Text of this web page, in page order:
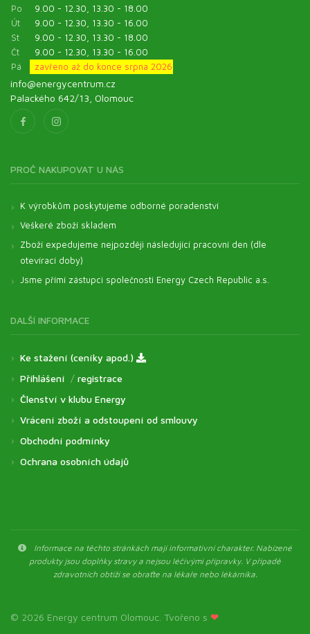
Po
9.00 - 12.30, 13.30 - 18.00
Út
9.00 - 12.30, 13.30 - 16.00
St
9.00 - 12.30, 13.30 - 18.00
Čt
9.00 - 12.30, 13.30 - 16.00
Pá
zavřeno až do konce srpna 2026
info@energycentrum.cz
Palackého 642/13, Olomouc
PROČ NAKUPOVAT U NÁS
K výrobkům poskytujeme odborné poradenství
Veškeré zboží skladem
Zboží expedujeme nejpozději následující pracovní den (dle
otevírací doby)
Jsme přímí zástupci společnosti Energy Czech Republic a.s.
DALŠÍ INFORMACE
Ke stažení (ceníky apod.)
Přihlášení / registrace
Členství v klubu Energy
Vrácení zboží a odstoupení od smlouvy
Obchodní podmínky
Ochrana osobních údajů
Informace na těchto stránkách mají informativní charakter. Nabízené
produkty jsou doplňky stravy a nejsou léčivými přípravky. V případě
zdravotních obtíží se obraťte na lékaře nebo lékárníka.
© 2026 Energy centrum Olomouc. Tvořeno s ❤